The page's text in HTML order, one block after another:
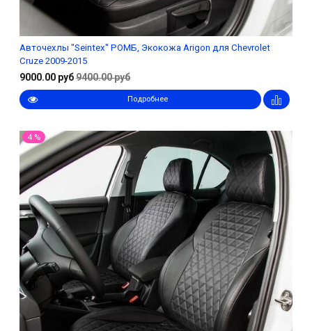
Авточехлы "Seintex" РОМБ, Экокожа Arigon для Chevrolet
Cruze 2009-2015
9000.00 руб9400.00 руб
Подробнее
4 %